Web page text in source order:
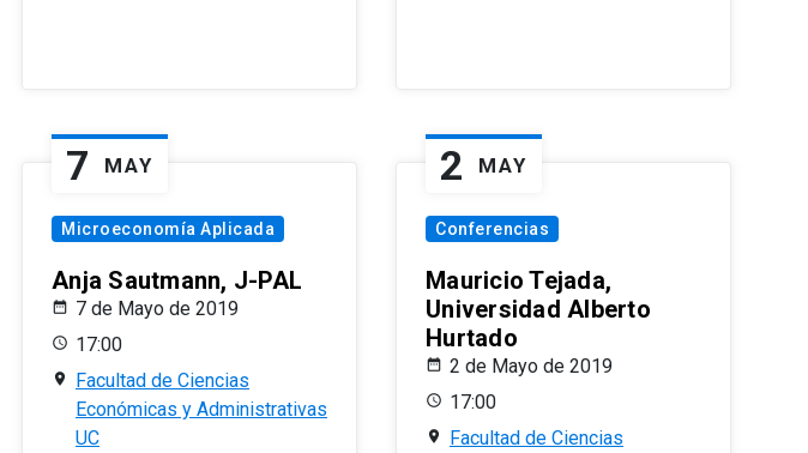
7 MAY
Microeconomía Aplicada
Anja Sautmann, J-PAL
7 de Mayo de 2019
17:00
Facultad de Ciencias
Económicas y Administrativas
UC
2 MAY
Conferencias
Mauricio Tejada,
Universidad Alberto
Hurtado
2 de Mayo de 2019
17:00
Facultad de Ciencias